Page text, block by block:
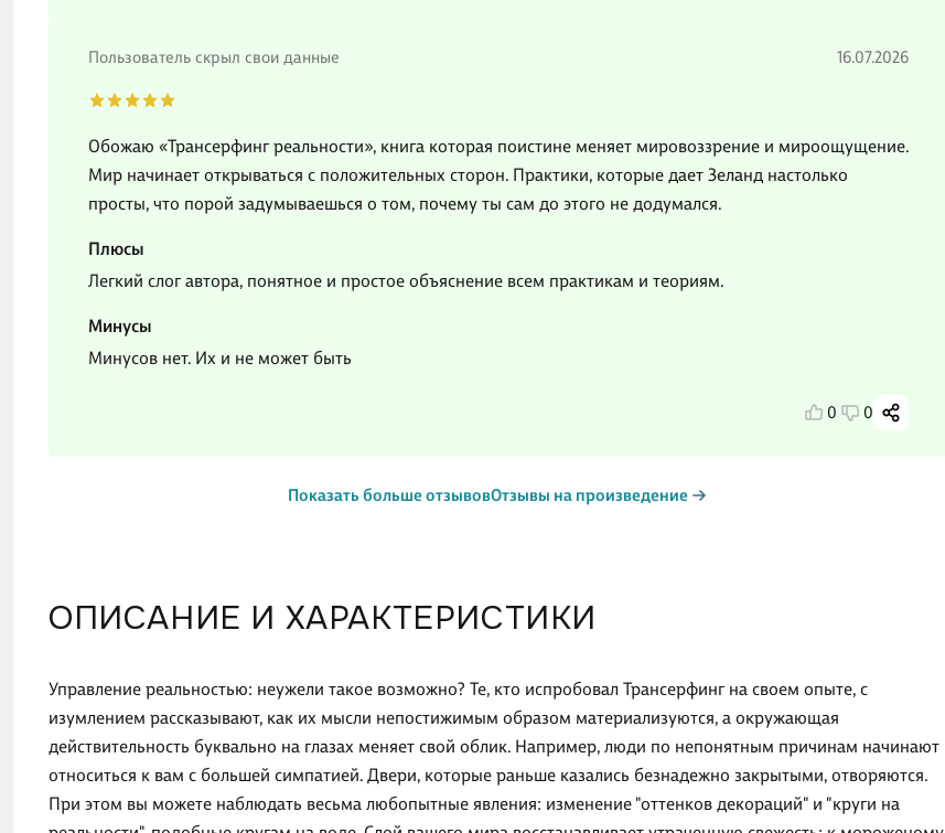
ОПИСАНИЕ И ХАРАКТЕРИСТИКИ
Управление реальностью: неужели такое возможно? Те, кто испробовал Трансерфинг на своем опыте, с
изумлением рассказывают, как их мысли непостижимым образом материализуются, а окружающая
действительность буквально на глазах меняет свой облик. Например, люди по непонятным причинам начинают
относиться к вам с большей симпатией. Двери, которые раньше казались безнадежно закрытыми, отворяются.
При этом вы можете наблюдать весьма любопытные явления: изменение "оттенков декораций" и "круги на
Пользователь скрыл свои данные 16.07.2026
Обожаю «Трансерфинг реальности», книга которая поистине меняет мировоззрение и мироощущение.
Мир начинает открываться с положительных сторон. Практики, которые дает Зеланд настолько
просты, что порой задумываешься о том, почему ты сам до этого не додумался.
Плюсы
Легкий слог автора, понятное и простое объяснение всем практикам и теориям.
Минусы
Минусов нет. Их и не может быть
0 0
Показать больше отзывовОтзывы на произведение